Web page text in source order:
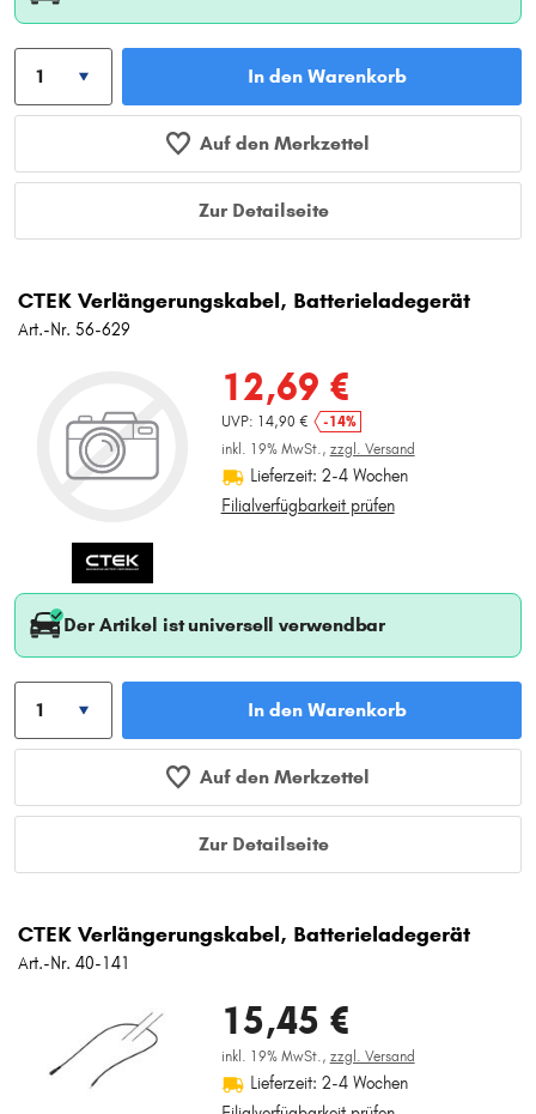
In den Warenkorb
Auf den Merkzettel
Zur Detailseite
CTEK Verlängerungskabel, Batterieladegerät
Art.-Nr. 56-629
12,69 €
UVP: 14,90 €
-14%
inkl. 19% MwSt., zzgl. Versand
Lieferzeit: 2-4 Wochen
Filialverfügbarkeit prüfen
Der Artikel ist universell verwendbar
In den Warenkorb
Auf den Merkzettel
Zur Detailseite
CTEK Verlängerungskabel, Batterieladegerät
Art.-Nr. 40-141
15,45 €
inkl. 19% MwSt., zzgl. Versand
Lieferzeit: 2-4 Wochen